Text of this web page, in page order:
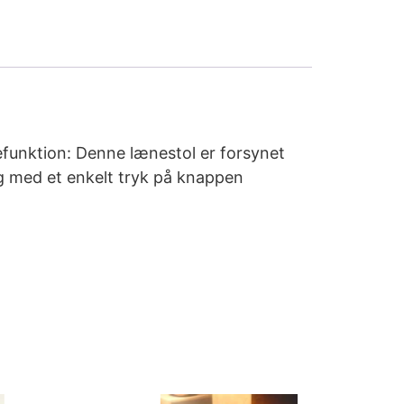
Denne lænestol er forsynet
et enkelt tryk på knappen